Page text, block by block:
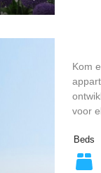
Kom
voor
Beds